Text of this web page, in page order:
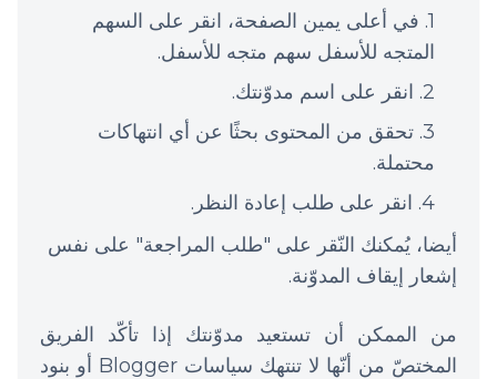
في أعلى يمين الصفحة، انقر على السهم
المتجه للأسفل سهم متجه للأسفل.
انقر على اسم مدوّنتك.
تحقق من المحتوى بحثًا عن أي انتهاكات
محتملة.
انقر على طلب إعادة النظر.
أيضا، يُمكنك النّقر على "طلب المراجعة" على نفس
إشعار إيقاف المدوّنة.
من الممكن أن تستعيد مدوّنتك إذا تأكّد الفريق
المختصّ من أنّها لا تنتهك سياسات Blogger أو بنود